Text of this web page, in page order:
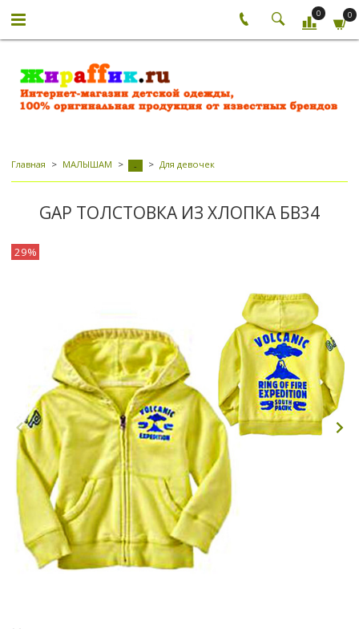
0 0
Главная МАЛЫШАМ - Для девочек
GAP ТОЛСТОВКА ИЗ ХЛОПКА БВ34
29%